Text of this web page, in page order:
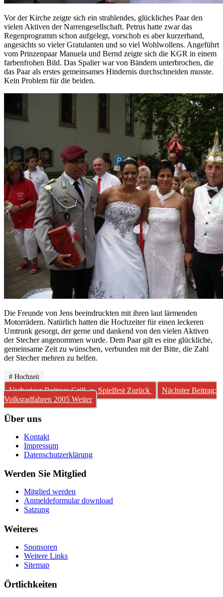
Vor der Kirche zeigte sich ein strahlendes, glückliches Paar den
vielen Aktiven der Narrengesellschaft. Petrus hatte zwar das
Regenprogramm schon aufgelegt, vorschob es aber kurzerhand,
angesichts so vieler Gratulanten und so viel Wohlwollens. Angeführt
vom Prinzenpaar Manuela und Bernd zeigte sich die KGR in einem
farbenfrohen Bild. Das Spalier war von Bändern unterbrochen, die
das Paar als erstes gemeinsames Hindernis durchschneiden musste.
Kein Problem für die beiden.
Die Freunde von Jens beeindruckten mit ihren laut lärmenden
Motorrädern. Natürlich hatten die Hochzeiter für einen leckeren
Umtrunk gesorgt, der gerne und dankend von den vielen Aktiven
der Stecher angenommen wurde. Dem Paar gilt es eine glückliche,
gemeinsame Zeit zu wünschen, verbunden mit der Bitte, die Zahl
der Stecher mehren zu helfen.
# Hochzeit
Vorheriger Beitrag: Grill- u. Spielfest Zurück
Nächster Beitrag:
Volksradfahren 2005 Weiter
Über uns
Kontakt
Impressum
Datenschutzerklärung
Werden Sie Mitglied
Mitglied werden
Anmeldeformular download
Satzung
Weiteres
Sponsoren
Weitere Links
Sitemap
Örtlichkeiten